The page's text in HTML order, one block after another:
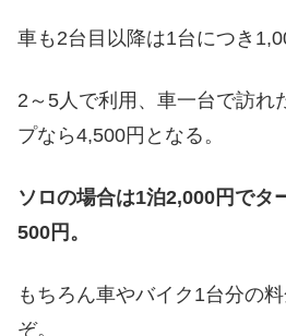
車も2台目以降は1台につき
2～5人で利用、車一台で訪れ
プなら4,500円となる。
ソロの場合は1泊2,000円でタ
500円。
もちろん車やバイク1台分の
ぞ。